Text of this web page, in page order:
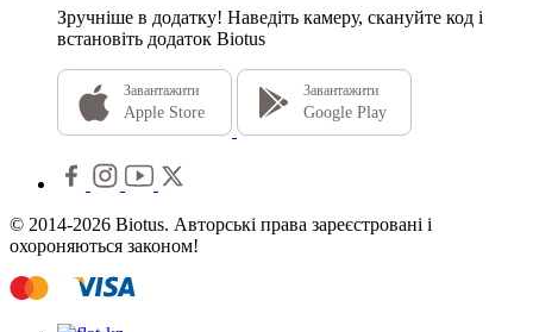
Зручніше в додатку! Наведіть камеру, скануйте код і
встановіть додаток Biotus
Завантажити
Apple Store
Завантажити
Google Play
© 2014-2026 Biotus. Авторські права зареєстровані і
охороняються законом!